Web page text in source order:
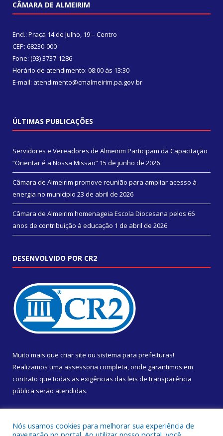
CÂMARA DE ALMEIRIM
End.: Praça 14 de Julho, 19 – Centro
CEP: 68230-000
Fone: (93) 3737-1286
Horário de atendimento: 08:00 às 13:30
E-mail: atendimento@cmalmeirim.pa.gov.br
ÚLTIMAS PUBLICAÇÕES
Servidores e Vereadores de Almeirim Participam da Capacitação
“Orientar é a Nossa Missão” 15 de junho de 2026
Câmara de Almeirim promove reunião para ampliar acesso à
energia no município 23 de abril de 2026
Câmara de Almeirim homenageia Escola Diocesana pelos 66
anos de contribuição à educação 1 de abril de 2026
DESENVOLVIDO POR CR2
Muito mais que criar site ou sistema para prefeituras!
Realizamos uma assessoria completa, onde garantimos em
contrato que todas as exigências das leis de transparência
pública serão atendidas.
Nós usamos cookies para melhorar sua experiência de